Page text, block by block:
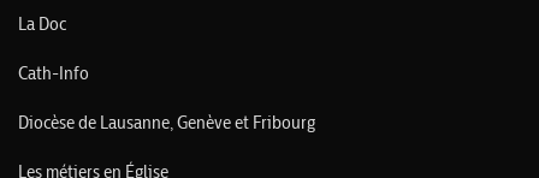
La Doc
Cath-Info
Diocèse de Lausanne, Genève et Fribourg
Les métiers en Église